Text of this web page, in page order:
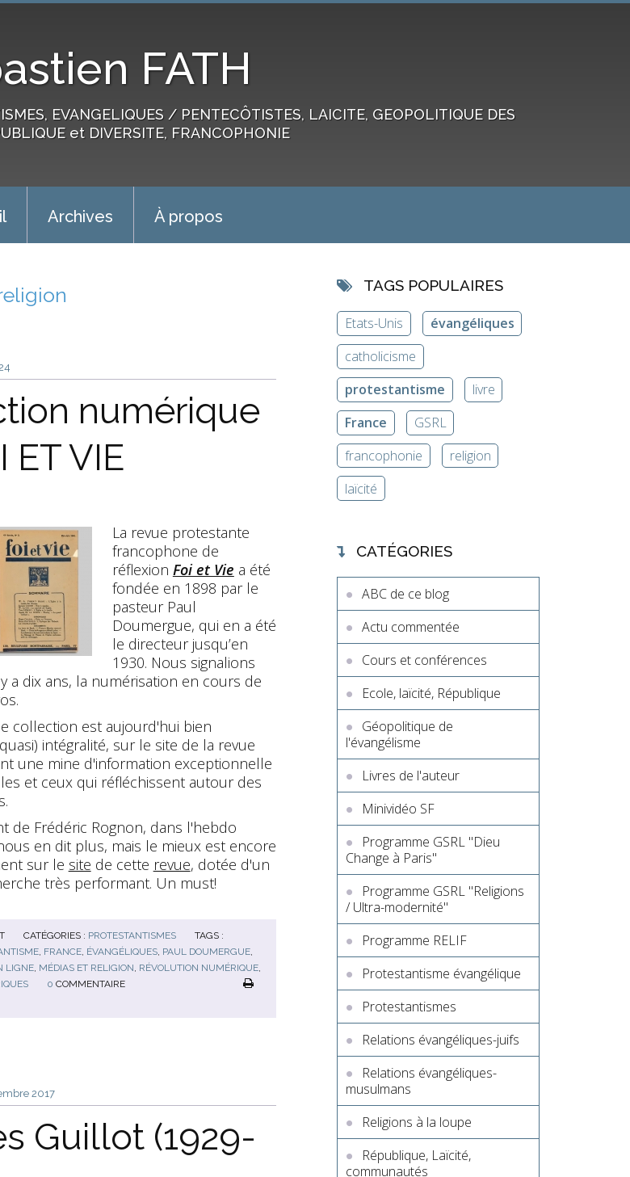
FATH
EVANGELIQUES / PENTECÔTISTES, LAICITE, GEOPOLITIQUE DES
et DIVERSITE, FRANCOPHONIE
Archives À propos
numérique
ET VIE
La revue protestante
francophone de
réflexion Foi et Vie a été
fondée en 1898 par le
pasteur Paul
Doumergue, qui en a été
le directeur jusqu’en
1930. Nous signalions
a dix ans, la numérisation en cours de
collection est aujourd'hui bien
intégralité, sur le site de la revue
une mine d'information exceptionnelle
et ceux qui réfléchissent autour des
de Frédéric Rognon, dans l'hebdo
en dit plus, mais le mieux est encore
sur le site de cette revue, dotée d'un
très performant. Un must!
CATÉGORIES : PROTESTANTISMES
TAGS :
, FRANCE, ÉVANGÉLIQUES, PAUL DOUMERGUE,
LIGNE, MÉDIAS ET RELIGION RÉVOLUTION NUMÉRIQUE,
0 COMMENTAIRE
2017
Guillot (1929-
TAGS POPULAIRES
Etats-Unis
évangéliques
catholicisme
protestantisme
livre
France
GSRL
francophonie
religion
laïcité
CATÉGORIES
ABC de ce blog
Actu commentée
Cours et conférences
Ecole, laïcité, République
Géopolitique de
l'évangélisme
Livres de l'auteur
Minividéo SF
Programme GSRL "Dieu
Change à Paris"
Programme GSRL "Religions
/ Ultra-modernité"
Programme RELIF
Protestantisme évangélique
Protestantismes
Relations évangéliques-juifs
Relations évangéliques-
musulmans
Religions à la loupe
République, Laïcité,
communautés